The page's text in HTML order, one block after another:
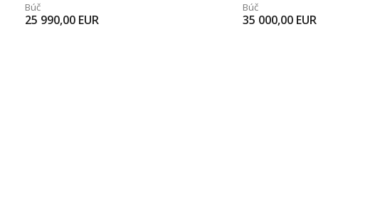
Búč
25 990,00 EUR
Búč
35 000,00 EUR